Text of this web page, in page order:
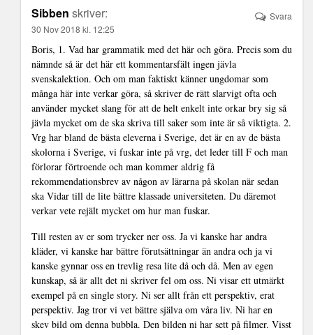
Sibben skriver:
30 Nov 2018 kl. 12:25
Boris, 1. Vad har grammatik med det här och göra. Precis som du
nämnde så är det här ett kommentarsfält ingen jävla
svenskalektion. Och om man faktiskt känner ungdomar som
många här inte verkar göra, så skriver de rätt slarvigt ofta och
använder mycket slang för att de helt enkelt inte orkar bry sig så
jävla mycket om de ska skriva till saker som inte är så viktigta. 2.
Vrg har bland de bästa eleverna i Sverige, det är en av de bästa
skolorna i Sverige, vi fuskar inte på vrg, det leder till F och man
förlorar förtroende och man kommer aldrig få
rekommendationsbrev av någon av lärarna på skolan när sedan
ska Vidar till de lite bättre klassade universiteten. Du däremot
verkar vete rejält mycket om hur man fuskar.
Till resten av er som trycker ner oss. Ja vi kanske har andra
kläder, vi kanske har bättre förutsättningar än andra och ja vi
kanske gynnar oss en trevlig resa lite då och då. Men av egen
kunskap, så är allt det ni skriver fel om oss. Ni visar ett utmärkt
exempel på en single story. Ni ser allt från ett perspektiv, erat
perspektiv. Jag tror vi vet bättre själva om våra liv. Ni har en
skev bild om denna bubbla. Den bilden ni har sett på filmer. Visst
Svara